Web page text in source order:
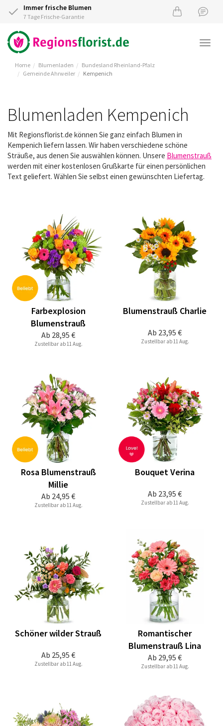
Immer frische Blumen
7 Tage Frische-Garantie
Home Blumenladen
Bundesland Rheinland-Pfalz
Gemeinde Ahrweiler
Kempenich
Blumenladen Kempenich
Mit Regionsflorist.de können Sie ganz einfach Blumen in
Kempenich liefern lassen. Wir haben verschiedene schöne
Sträuße, aus denen Sie auswählen können. Unsere Blumenstrauß
werden mit einer kostenlosen Grußkarte für einen persönlichen
Text geliefert. Wählen Sie selbst einen gewünschten Liefertag.
Ab 28,95 €
Farbexplosion
Blumenstrauß
Zustellbar ab 11 Aug.
Ab 23,95 €
Blumenstrauß Charlie
Zustellbar ab 11 Aug.
Ab 24,95 €
Rosa Blumenstrauß
Millie
Zustellbar ab 11 Aug.
Ab 23,95 €
Bouquet Verina
Zustellbar ab 11 Aug.
Ab 25,95 €
Schöner wilder Strauß
Zustellbar ab 11 Aug.
Ab 29,95 €
Romantischer
Blumenstrauß Lina
Zustellbar ab 11 Aug.